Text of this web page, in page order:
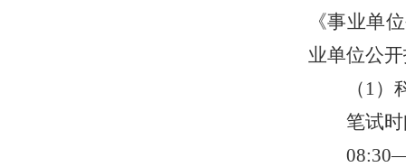
《事业单
业单位公
（ 1）
笔试